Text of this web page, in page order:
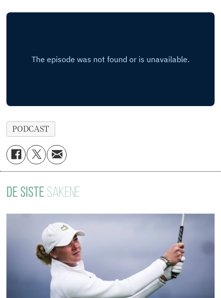
PODCAST
DE SISTE SAKENE